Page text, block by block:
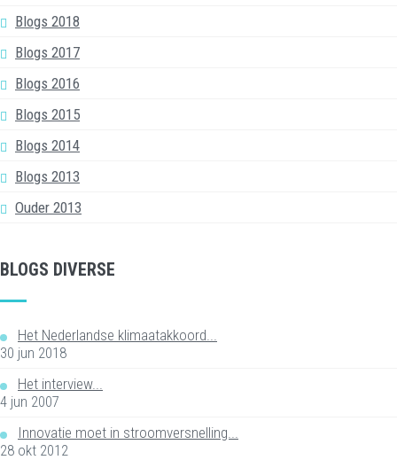
Blogs 2018
Blogs 2017
Blogs 2016
Blogs 2015
Blogs 2014
Blogs 2013
Ouder 2013
BLOGS DIVERSE
Het Nederlandse klimaatakkoord...
30 jun 2018
Het interview...
4 jun 2007
Innovatie moet in stroomversnelling...
28 okt 2012